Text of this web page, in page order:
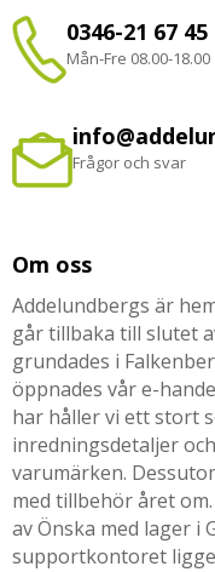
0346-21 67 45
Mån-Fre 08.00-18.00
Frågor och svar
Om oss
Addelundbergs är
går tillbaka till slutet
grundades i
öppnades vår e-
har håller vi ett stort
inredningsdetaljer
varumärken.
med tillbehör året
av Önska med lager i
supportkontoret